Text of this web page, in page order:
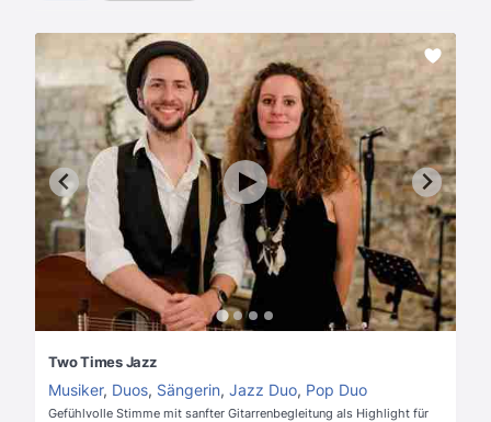
Two Times Jazz
Musiker, Duos, Sängerin, Jazz Duo, Pop Duo
Gefühlvolle Stimme mit sanfter Gitarrenbegleitung als Highlight für